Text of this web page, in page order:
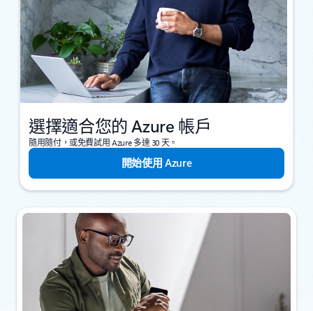
選擇適合您的 Azure 帳戶
隨用隨付，或免費試用 Azure 多達 30 天。
開始使用 Azure